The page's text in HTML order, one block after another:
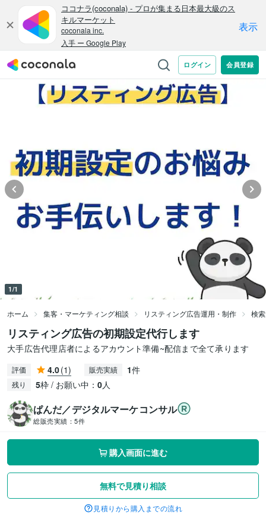
1/1
ホーム 集客・マーケティング相談 リスティング広告運用・制作 検
リスティング広告の初期設定代行します
大手広告代理店者によるアカウント準備~配信まで全て承ります
評価 4.0(1) 販売実績 1件
残り 5枠 / お願い中： 0人
ぱんだ／デジタルマーケコンサル
総販売実績： 5件
購入画面に進む
無料で見積り相談
見積りから購入までの流れ